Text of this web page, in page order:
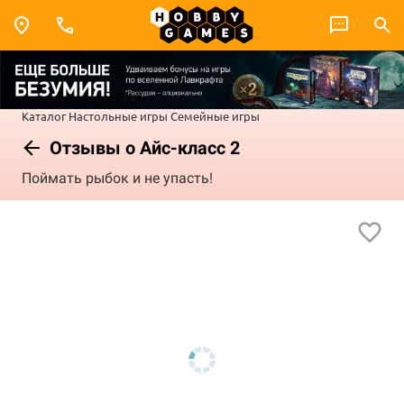
Каталог Настольные игры Семейные игры
Отзывы о Айс-класс 2
Поймать рыбок и не упасть!